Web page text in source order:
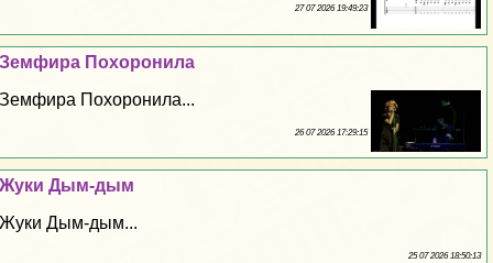
27 07 2026 19:49:23
Земфира Похоронила
Земфира Похоронила...
26 07 2026 17:29:15
Жуки Дым-дым
Жуки Дым-дым...
25 07 2026 18:50:13